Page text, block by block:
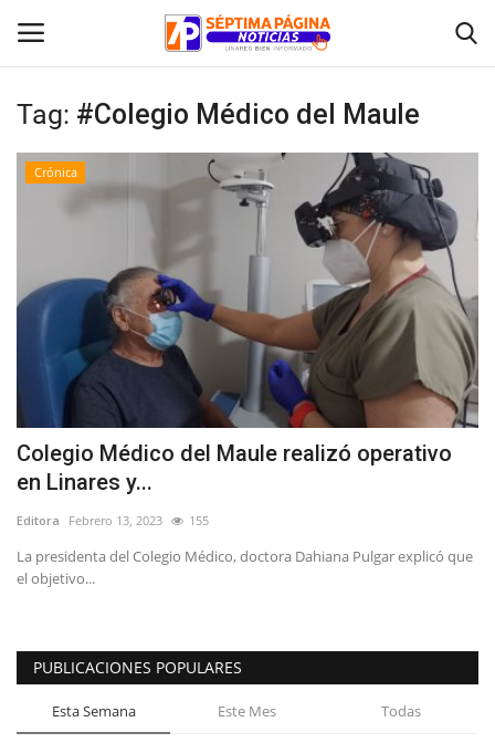
Inicio
Tribunales
Deporte
Política
Espectáculos
Tag: #Colegio Médico del Maule
Crónica
Colegio Médico del Maule realizó operativo
en Linares y...
Editora Febrero 13, 2023 155
La presidenta del Colegio Médico, doctora Dahiana Pulgar explicó que
el objetivo...
PUBLICACIONES POPULARES
Esta Semana Este Mes Todas